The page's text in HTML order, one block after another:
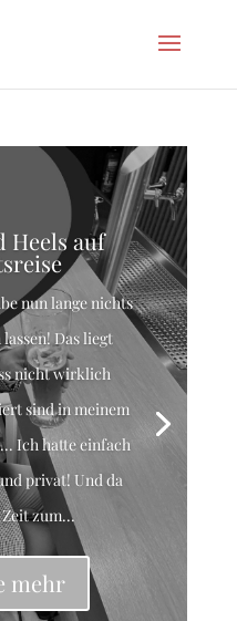
Heels auf
nun lange nichts
Das liegt
nicht wirklich
sind in meinem
Ich hatte einfach
privat! Und da
zum...
mehr